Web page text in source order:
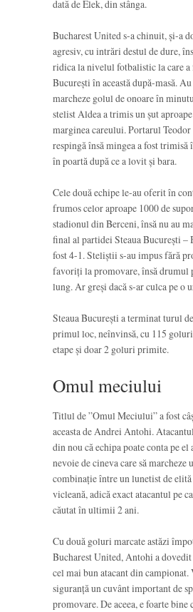
dată de Elek, din stânga.
Bucharest United s-a chinuit, și-a
agresiv, cu intrări destul de dure,
ridica la nivelul fotbalistic la care a
București în această după-masă.
marcheze golul de onoare în
stelist Aldea a trimis un șut
marginea careului. Portarul
respingă însă mingea a fost
în poartă după ce a lovit și bara.
Cele două echipe le-au oferit în
frumos celor aproape 1000 de
stadionul din Berceni, însă nu au
final al partidei Steaua București –
fost 4-1. Steliștii s-au impus fără
favoriți la promovare, însă drumul
lung. Ar greși dacă s-ar culca pe o
Steaua București a terminat turul
primul loc, neînvinsă, cu 115
etape și doar 2 goluri primite.
Omul meciului
Titlul de ”Omul Meciului” a fost
aceasta de Andrei Antohi.
din nou că echipa poate conta pe el
nevoie de cineva care să marcheze
combinație între un lunetist de
vicleană, adică exact atacantul pe
căutat în ultimii 2 ani.
Cu două goluri marcate astăzi
Bucharest United, Antohi a dovedit
cel mai bun atacant din campionat.
siguranță un cuvânt important de
promovare. De aceea, e foarte